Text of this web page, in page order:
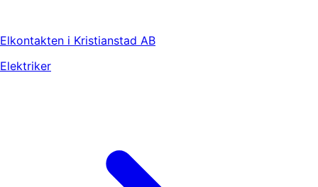
Elkontakten i Kristianstad AB
Elektriker